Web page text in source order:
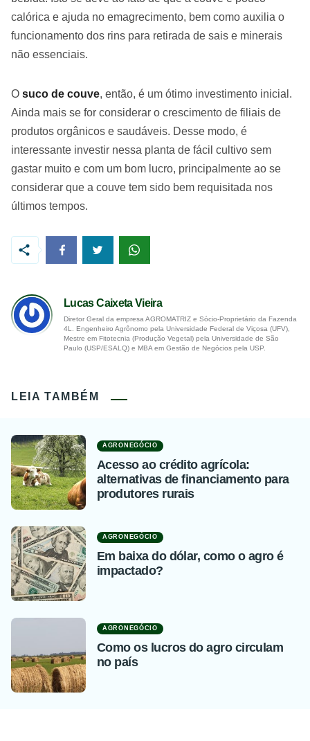
calórica e ajuda no emagrecimento, bem como auxilia o
funcionamento dos rins para retirada de sais e minerais
não essenciais.
O suco de couve, então, é um ótimo investimento inicial.
Ainda mais se for considerar o crescimento de filiais de
produtos orgânicos e saudáveis. Desse modo, é
interessante investir nessa planta de fácil cultivo sem
gastar muito e com um bom lucro, principalmente ao se
considerar que a couve tem sido bem requisitada nos
últimos tempos.
Lucas Caixeta Vieira
Diretor Geral da empresa AGROMATRIZ e Sócio-Proprietário da Fazenda
4L. Engenheiro Agrônomo pela Universidade Federal de Viçosa (UFV),
Mestre em Fitotecnia (Produção Vegetal) pela Universidade de São
Paulo (USP/ESALQ) e MBA em Gestão de Negócios pela USP.
LEIA TAMBÉM
AGRONEGÓCIO
Acesso ao crédito agrícola:
alternativas de financiamento para
produtores rurais
AGRONEGÓCIO
Em baixa do dólar, como o agro é
impactado?
AGRONEGÓCIO
Como os lucros do agro circulam
no país